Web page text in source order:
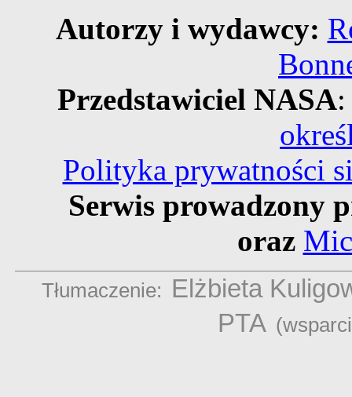
Autorzy i wydawcy:
Przedstawiciel NASA
Polityka prywatności
Serwis prowadzony
oraz
Tłumaczenie: Elżbieta
PTA